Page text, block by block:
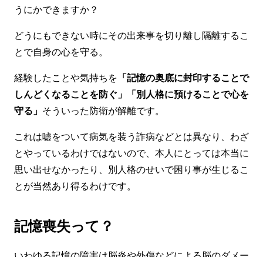
うにかできますか？
どうにもできない時にその出来事を切り離し隔離するこ
とで自身の心を守る。
経験したことや気持ちを 「記憶の奥底に封印することで
しんどくなることを防ぐ」「別人格に預けることで心を
守る」 そういった防衛が解離です。
これは嘘をついて病気を装う詐病などとは異なり、わざ
とやっているわけではないので、本人にとっては本当に
思い出せなかったり、別人格のせいで困り事が生じるこ
とが当然あり得るわけです。
記憶喪失って？